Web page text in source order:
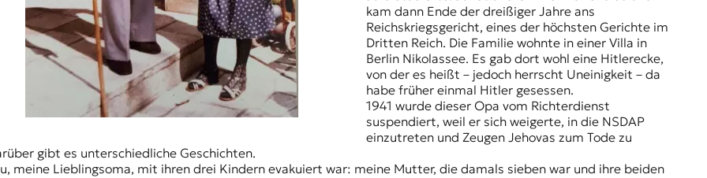
kam dann Ende der dreißiger Jahre ans
Reichskriegsgericht, eines der höchsten Gerichte im
Dritten Reich. Die Familie wohnte in einer Villa in
Berlin Nikolassee. Es gab dort wohl eine Hitlerecke,
von der es heißt – jedoch herrscht Uneinigkeit – da
habe früher einmal Hitler gesessen.
1941 wurde dieser Opa vom Richterdienst
suspendiert, weil er sich weigerte, in die NSDAP
einzutreten und Zeugen Jehovas zum Tode zu
gibt es unterschiedliche Geschichten.
meine Lieblingsoma, mit ihren drei Kindern evakuiert war: meine Mutter, die damals sieben war und ihre beiden